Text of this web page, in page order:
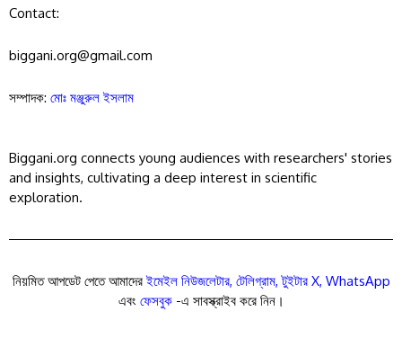
Contact:
biggani.org@gmail.com
সম্পাদক: মোঃ মঞ্জুরুল ইসলাম
Biggani.org connects young audiences with researchers' stories
and insights, cultivating a deep interest in scientific
exploration.
নিয়মিত আপডেট পেতে আমাদেরইমেইল নিউজলেটার, টেলিগ্রাম,টুইটার X, WhatsApp
এবং ফেসবুক-এ সাবস্ক্রাইব করে নিন।